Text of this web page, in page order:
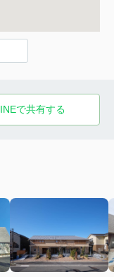
で共有する